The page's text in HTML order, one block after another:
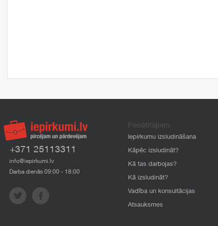
+371 25113311
info@iepirkumi.lv
Darba dienās 09:00 - 18:00
Pasūtītājiem
Iepirkumu izsludināšana
Kāpēc izsludināt?
Kā tas darbojas?
Kā izsludināt?
Vadība un konsultācijas
Atsauksmes